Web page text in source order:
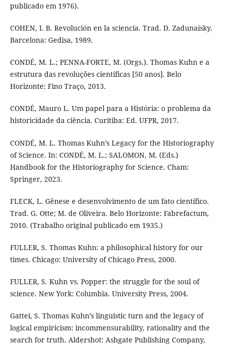
publicado em 1976).
COHEN, I. B. Revolución en la sciencia. Trad. D. Zadunaisky.
Barcelona: Gedisa, 1989.
CONDÉ, M. L.; PENNA-FORTE, M. (Orgs.). Thomas Kuhn e a
estrutura das revoluções científicas [50 anos]. Belo
Horizonte: Fino Traço, 2013.
CONDÉ, Mauro L. Um papel para a História: o problema da
historicidade da ciência. Curitiba: Ed. UFPR, 2017.
CONDÉ, M. L. Thomas Kuhn’s Legacy for the Historiography
of Science. In: CONDÉ, M. L.; SALOMON, M. (Eds.)
Handbook for the Historiography for Science. Cham:
Springer, 2023.
FLECK, L. Gênese e desenvolvimento de um fato científico.
Trad. G. Otte; M. de Oliveira. Belo Horizonte: Fabrefactum,
2010. (Trabalho original publicado em 1935.)
FULLER, S. Thomas Kuhn: a philosophical history for our
times. Chicago: University of Chicago Press, 2000.
FULLER, S. Kuhn vs. Popper: the struggle for the soul of
science. New York: Columbia. University Press, 2004.
Gattei, S. Thomas Kuhn’s linguistic turn and the legacy of
logical empiricism: incommensurability, rationality and the
search for truth. Aldershot: Ashgate Publishing Company,